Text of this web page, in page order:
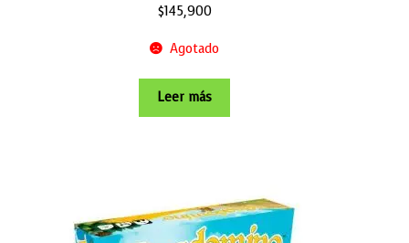
$145,900
Agotado
Leer más